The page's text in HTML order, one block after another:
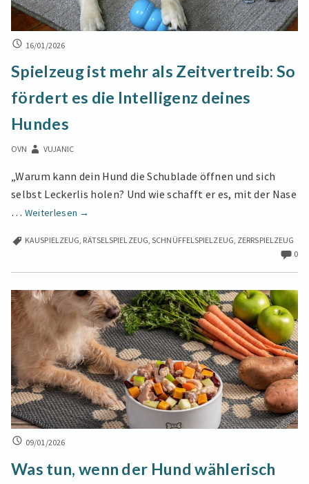
SPIELZEUG
MEHR
ZEITVERTREIB:
FÖRDERT
DIE
DEINES
HUNDES
16/01/2026
Spielzeug ist mehr als Zeitvertreib: So
fördert es die Intelligenz deines
Hundes
OVN VUJANIC
„Warum kann dein Hund die Schublade öffnen und sich
selbst Leckerlis holen? Und wie schafft er es, mit der Nase
… Weiterlesen
Spielzeug
mehr
Zeitvertreib:
So
fördert
es
die
Intelligenz
deines
Hundes
→
KAUSPIELZEUG RÄTSELSPIELZEUG ,SCHNÜFFELSPIELZEUG ZERRSPIELZEUG
0
WAS
WENN
09/01/2026
Was tun, wenn der Hund wählerisch